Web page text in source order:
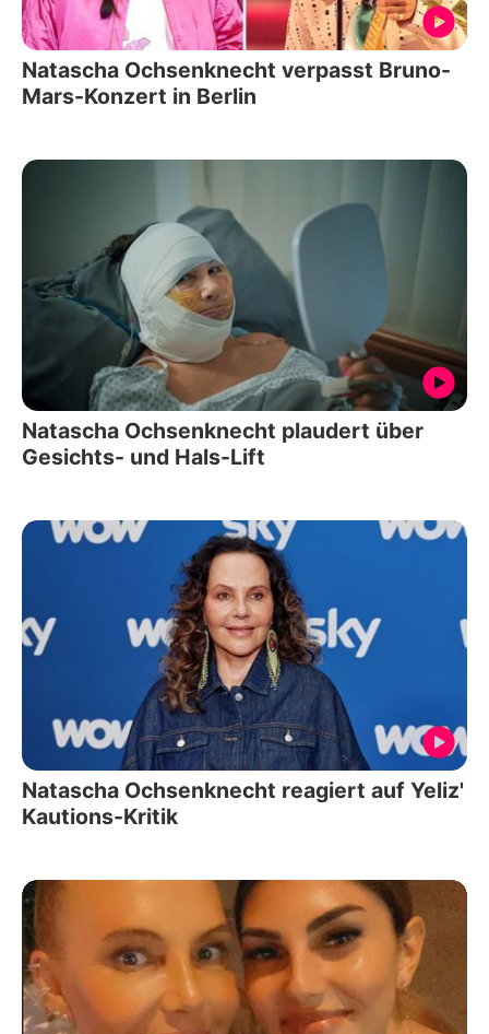
Natascha Ochsenknecht verpasst Bruno-
Mars-Konzert in Berlin
Natascha Ochsenknecht plaudert über
Gesichts- und Hals-Lift
Natascha Ochsenknecht reagiert auf Yeliz'
Kautions-Kritik